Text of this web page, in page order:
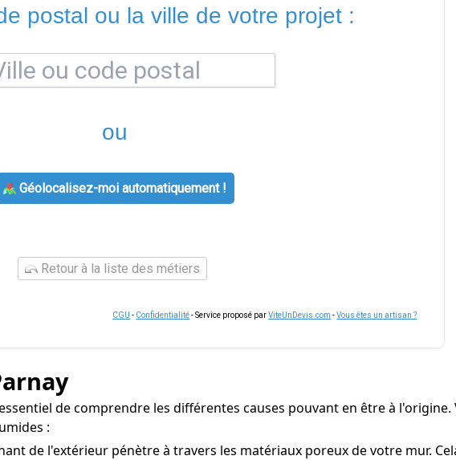
postal ou la ville de votre projet :
ou
Géolocalisez-moi automatiquement !
Retour à la liste des métiers
CGU - Confidentialité- Service proposé parViteUnDevis.com -Vous êtes un artisan ?
de comprendre les différentes causes pouvant en être à l'origine.
:
de l'extérieur pénètre à travers les matériaux poreux de votre mur.